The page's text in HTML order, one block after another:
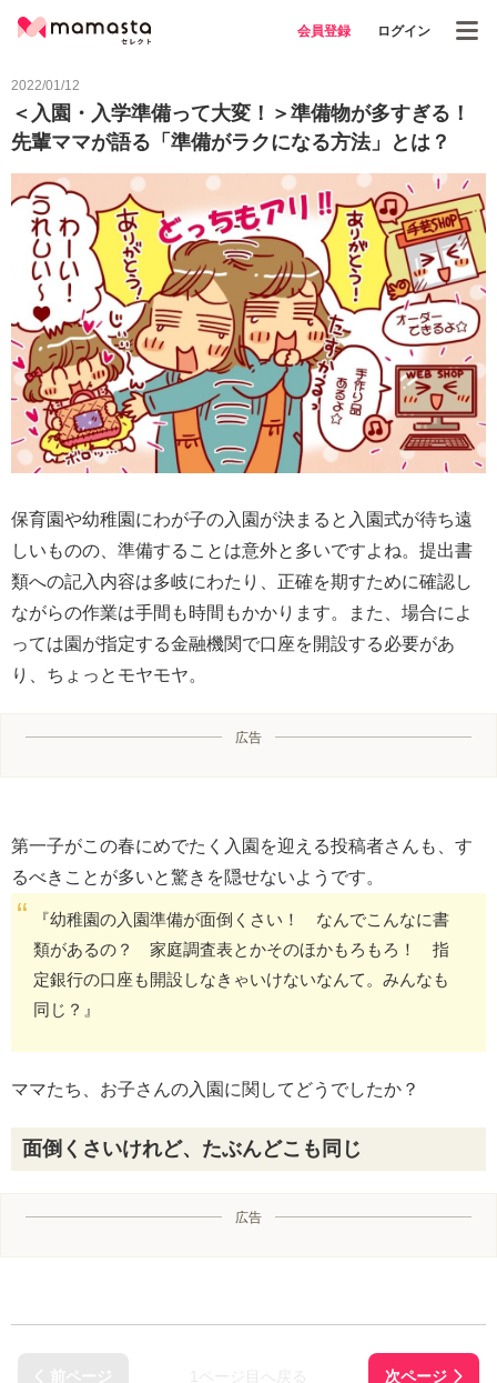
会員登録 ログイン
2022/01/12
＜入園・入学準備って大変！＞準備物が多すぎる！
先輩ママが語る「準備がラクになる方法」とは？
保育園や幼稚園にわが子の入園が決まると入園式が待ち遠
しいものの、準備することは意外と多いですよね。提出書
類への記入内容は多岐にわたり、正確を期すために確認し
ながらの作業は手間も時間もかかります。また、場合によ
っては園が指定する金融機関で口座を開設する必要があ
り、ちょっとモヤモヤ。
広告
第一子がこの春にめでたく入園を迎える投稿者さんも、す
るべきことが多いと驚きを隠せないようです。
『幼稚園の入園準備が面倒くさい！ なんでこんなに書
類があるの？ 家庭調査表とかそのほかもろもろ！ 指
定銀行の口座も開設しなきゃいけないなんて。みんなも
同じ？』
ママたち、お子さんの入園に関してどうでしたか？
面倒くさいけれど、たぶんどこも同じ
広告